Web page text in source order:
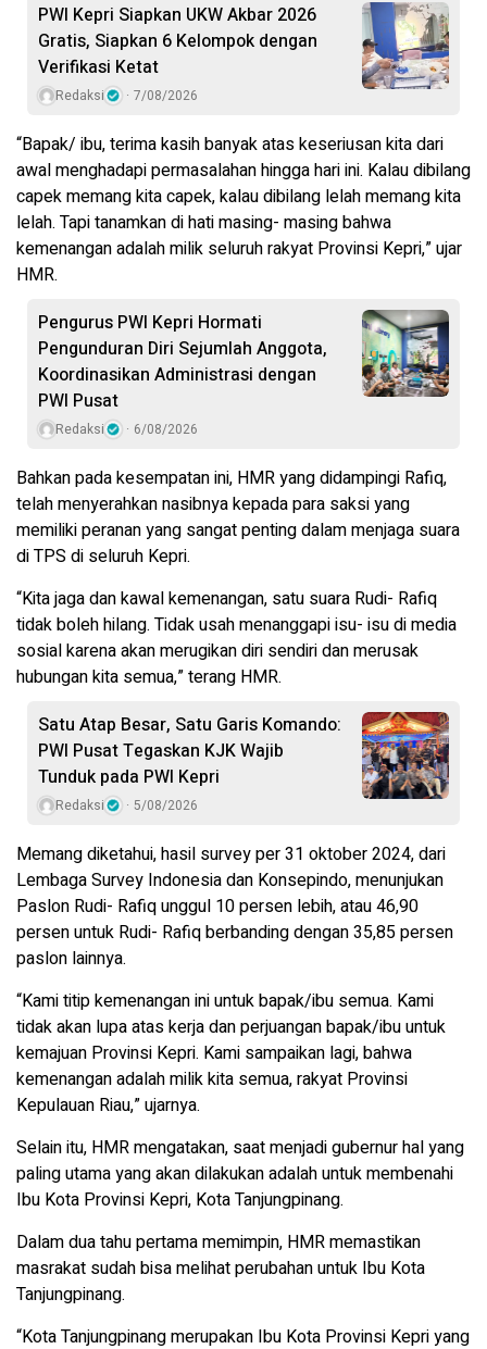
PWI Kepri Siapkan UKW Akbar 2026
Gratis, Siapkan 6 Kelompok dengan
Verifikasi Ketat
Redaksi 7/08/2026
“Bapak/ ibu, terima kasih banyak atas keseriusan kita dari
awal menghadapi permasalahan hingga hari ini. Kalau dibilang
capek memang kita capek, kalau dibilang lelah memang kita
lelah. Tapi tanamkan di hati masing- masing bahwa
kemenangan adalah milik seluruh rakyat Provinsi Kepri,” ujar
HMR.
Pengurus PWI Kepri Hormati
Pengunduran Diri Sejumlah Anggota,
Koordinasikan Administrasi dengan
PWI Pusat
Redaksi 6/08/2026
Bahkan pada kesempatan ini, HMR yang didampingi Rafiq,
telah menyerahkan nasibnya kepada para saksi yang
memiliki peranan yang sangat penting dalam menjaga suara
di TPS di seluruh Kepri.
“Kita jaga dan kawal kemenangan, satu suara Rudi- Rafiq
tidak boleh hilang. Tidak usah menanggapi isu- isu di media
sosial karena akan merugikan diri sendiri dan merusak
hubungan kita semua,” terang HMR.
Satu Atap Besar, Satu Garis Komando:
PWI Pusat Tegaskan KJK Wajib
Tunduk pada PWI Kepri
Redaksi 5/08/2026
Memang diketahui, hasil survey per 31 oktober 2024, dari
Lembaga Survey Indonesia dan Konsepindo, menunjukan
Paslon Rudi- Rafiq unggul 10 persen lebih, atau 46,90
persen untuk Rudi- Rafiq berbanding dengan 35,85 persen
paslon lainnya.
“Kami titip kemenangan ini untuk bapak/ibu semua. Kami
tidak akan lupa atas kerja dan perjuangan bapak/ibu untuk
kemajuan Provinsi Kepri. Kami sampaikan lagi, bahwa
kemenangan adalah milik kita semua, rakyat Provinsi
Kepulauan Riau,” ujarnya.
Selain itu, HMR mengatakan, saat menjadi gubernur hal yang
paling utama yang akan dilakukan adalah untuk membenahi
Ibu Kota Provinsi Kepri, Kota Tanjungpinang.
Dalam dua tahu pertama memimpin, HMR memastikan
masrakat sudah bisa melihat perubahan untuk Ibu Kota
Tanjungpinang.
“Kota Tanjungpinang merupakan Ibu Kota Provinsi Kepri yang